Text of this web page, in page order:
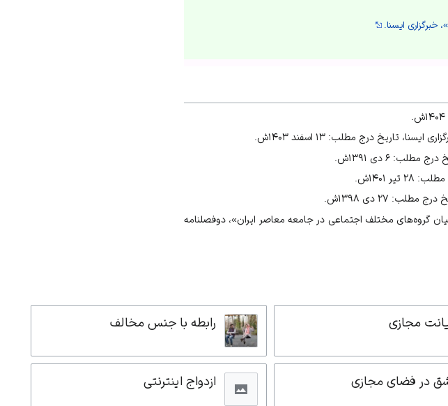
ایسنا.
تاریخ درج مطلب: ۱۳ اسفند ۱۴۰۳ش.
مطلب: ۶ دی ۱۳۹۱ش.
تیر ۱۴۰۱ش.
۲۷ دی ۱۳۹۸ش.
گروه‌های مختلف اجتماعی در جامعه معاصر ایران»، دوفصلنامه
مجازی رابطه با جنس مخالف
در فضای مجازی ازدواج اینترنتی